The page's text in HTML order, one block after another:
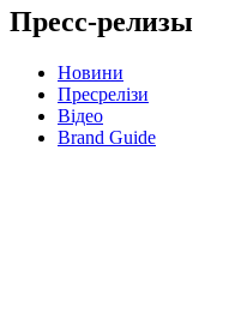
Пресс-релизы
Новини
Пресрелізи
Відео
Brand Guide